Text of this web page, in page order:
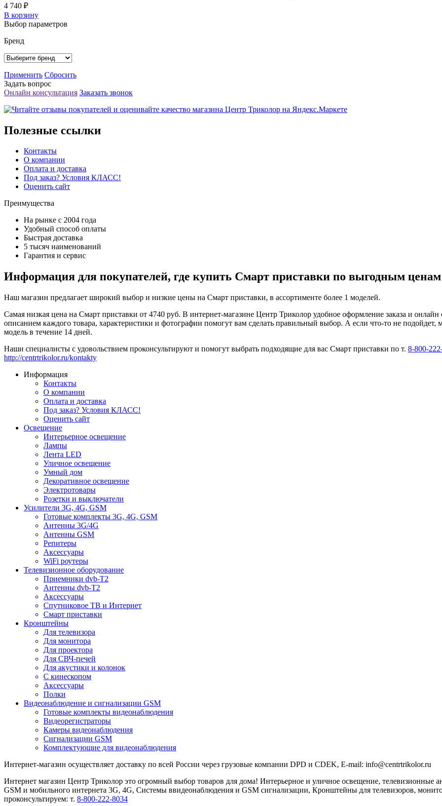
4 740 ₽
В корзину
Выбор параметров
Бренд
Применить Сбросить
Задать вопрос
Онлайн консультация Заказать звонок
Полезные ссылки
Контакты
О компании
Оплата и доставка
Под заказ? Условия КЛАСС!
Оценить сайт
Преимущества
На рынке с 2004 года
Удобный способ оплаты
Быстрая доставка
5 тысяч наименований
Гарантия и сервис
Информация для покупателей, где купить Смарт приставки по выгодным ценам
Наш магазин предлагает широкий выбор и низкие цены на Смарт приставки, в ассортименте более 1 моделей.
Самая низкая цена на Смарт приставки от 4740 руб. В интернет-магазине Центр Триколор удобное оформление заказа и
описанием каждого товара, характеристики и фотографии помогут вам сделать правильный выбор. А если что-то не
модель в течение 14 дней.
Наши специалисты с удовольствием проконсультируют и помогут выбрать подходящие для вас Смарт приставки по т. 8-800-
http://centrtrikolor.ru/kontakty
Информация
Контакты
О компании
Оплата и доставка
Под заказ? Условия КЛАСС!
Оценить сайт
Освещение
Интерьерное освещение
Лампы
Лента LED
Уличное освещение
Умный дом
Декоративное освещение
Электротовары
Розетки и выключатели
Усилители 3G, 4G, GSM
Готовые комплекты 3G, 4G, GSM
Антенны 3G/4G
Антенны GSM
Репитеры
Аксессуары
WiFi роутеры
Телевизионное оборудование
Приемники dvb-T2
Антенны dvb-T2
Аксессуары
Спутниковое ТВ и Интернет
Смарт приставки
Кронштейны
Для телевизора
Для монитора
Для проектора
Для СВЧ-печей
Для акустики и колонок
С кинескопом
Аксессуары
Полки
Видеонаблюдение и сигнализации GSM
Готовые комплекты видеонаблюдения
Видеорегистраторы
Камеры видеонаблюдения
Сигнализации GSM
Комплектующие для видеонаблюдения
Интернет-магазин осуществляет доставку по всей России через грузовые компании DPD и CDEK, E-mail: info@centrtrikolor.ru
Интернет магазин Центр Триколор это огромный выбор товаров для дома! Интерьерное и уличное освещение,
GSM и мобильного интернета 3G, 4G, Системы ввидеонаблюдения и GSM сигнализации, Кронштейны для телевизоров,
проконсультируем: т. 8-800-222-8034